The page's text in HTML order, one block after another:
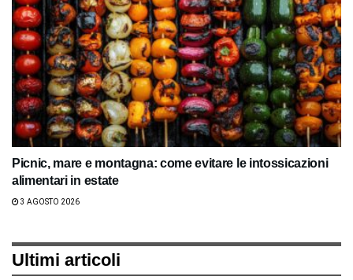
Picnic, mare e montagna: come evitare le intossicazioni
alimentari in estate
3 AGOSTO 2026
Ultimi articoli